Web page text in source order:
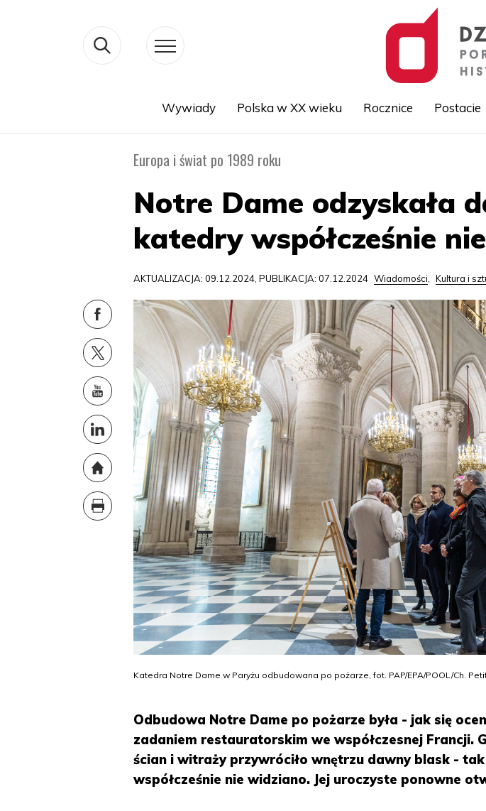
Wywiady Polska w XX wieku Rocznice Postacie
Europa i świat po 1989 roku
Notre Dame odzyskała
katedry współcześnie
AKTUALIZACJA: 09.12.2024, PUBLIKACJA: 07.12.2024 Wiadomości, Kultura i
Katedra Notre Dame w Paryżu odbudowana po pożarze, fot. PAP/EPA/POOL/Ch.
Odbudowa Notre Dame po pożarze była - jak się
zadaniem restauratorskim we współczesnej Francji.
ścian i witraży przywróciło wnętrzu dawny blask -
współcześnie nie widziano. Jej uroczyste ponowne